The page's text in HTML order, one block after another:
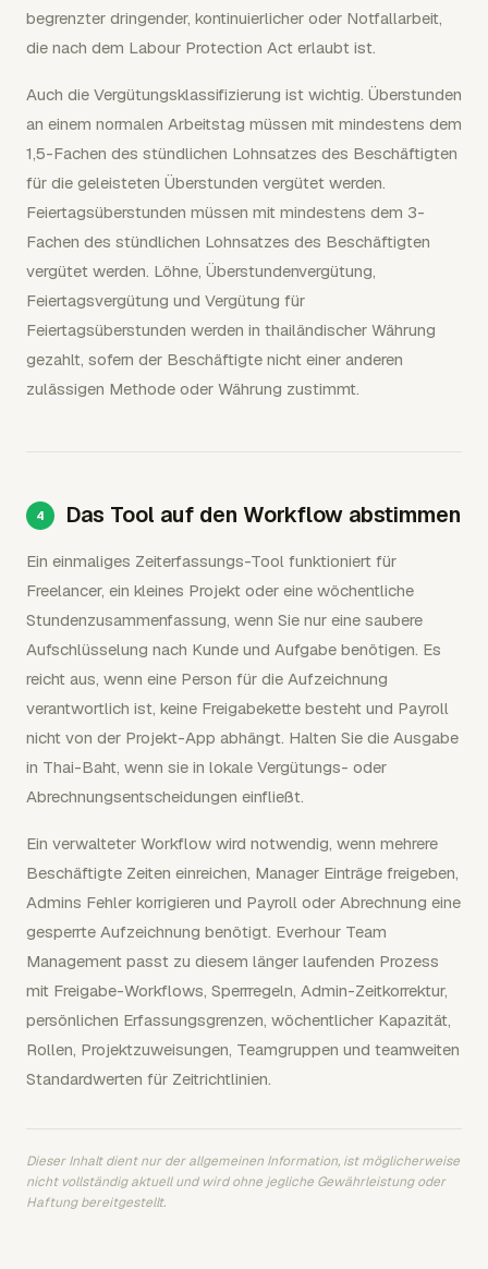
begrenzter dringender, kontinuierlicher oder Notfallarbeit,
die nach dem Labour Protection Act erlaubt ist.
Auch die Vergütungsklassifizierung ist wichtig. Überstunden
an einem normalen Arbeitstag müssen mit mindestens dem
1,5-Fachen des stündlichen Lohnsatzes des Beschäftigten
für die geleisteten Überstunden vergütet werden.
Feiertagsüberstunden müssen mit mindestens dem 3-
Fachen des stündlichen Lohnsatzes des Beschäftigten
vergütet werden. Löhne, Überstundenvergütung,
Feiertagsvergütung und Vergütung für
Feiertagsüberstunden werden in thailändischer Währung
gezahlt, sofern der Beschäftigte nicht einer anderen
zulässigen Methode oder Währung zustimmt.
Das Tool auf den Workflow abstimmen
Ein einmaliges Zeiterfassungs-Tool funktioniert für
Freelancer, ein kleines Projekt oder eine wöchentliche
Stundenzusammenfassung, wenn Sie nur eine saubere
Aufschlüsselung nach Kunde und Aufgabe benötigen. Es
reicht aus, wenn eine Person für die Aufzeichnung
verantwortlich ist, keine Freigabekette besteht und Payroll
nicht von der Projekt-App abhängt. Halten Sie die Ausgabe
in Thai-Baht, wenn sie in lokale Vergütungs- oder
Abrechnungsentscheidungen einfließt.
Ein verwalteter Workflow wird notwendig, wenn mehrere
Beschäftigte Zeiten einreichen, Manager Einträge freigeben,
Admins Fehler korrigieren und Payroll oder Abrechnung eine
gesperrte Aufzeichnung benötigt. Everhour Team
Management passt zu diesem länger laufenden Prozess
mit Freigabe-Workflows, Sperrregeln, Admin-Zeitkorrektur,
persönlichen Erfassungsgrenzen, wöchentlicher Kapazität,
Rollen, Projektzuweisungen, Teamgruppen und teamweiten
Standardwerten für Zeitrichtlinien.
Dieser Inhalt dient nur der allgemeinen Information, ist möglicherweise
nicht vollständig aktuell und wird ohne jegliche Gewährleistung oder
Haftung bereitgestellt.